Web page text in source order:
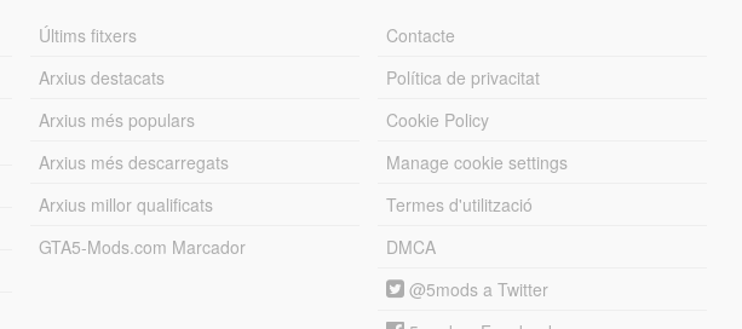
Últims fitxers
Arxius destacats
Arxius més populars
Arxius més descarregats
Arxius millor qualificats
GTA5-Mods.com Marcador
Contacte
Política de privacitat
Cookie Policy
Manage cookie settings
Termes d'utilització
DMCA
@5mods a Twitter